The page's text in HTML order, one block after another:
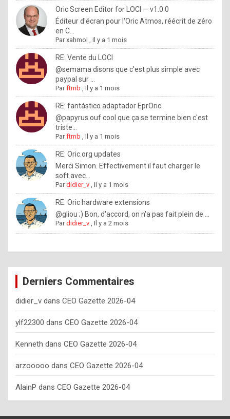
o
u
w
a
n
t
o
n
o
w
h
o
w
o
e
y
o
u
s
h
o
Oric Screen Editor for LOCI — v1.0.0
Éditeur d'écran pour l'Oric Atmos, réécrit de zéro
en C...
Parxahmol ,Il y a 1 mois
RE: Vente du LOCI
@semama disons que c'est plus simple avec
paypal sur ...
Parftmb ,Il y a 1 mois
RE: fantástico adaptador EprOric
@papyrus ouf cool que ça se termine bien c'est
triste...
Parftmb ,Il y a 1 mois
RE: Oric.org updates
Merci Simon. Effectivement il faut charger le
soft avec...
Pardidier_v ,Il y a 1 mois
RE: Oric hardware extensions
@gliou ;) Bon, d'accord, on n'a pas fait plein de ...
Pardidier_v ,Il y a 2 mois
Derniers Commentaires
didier_v dans CEO Gazette 2026-04
ylf22300 dans CEO Gazette 2026-04
Kenneth dans CEO Gazette 2026-04
arzooooo dans CEO Gazette 2026-04
AlainP dans CEO Gazette 2026-04